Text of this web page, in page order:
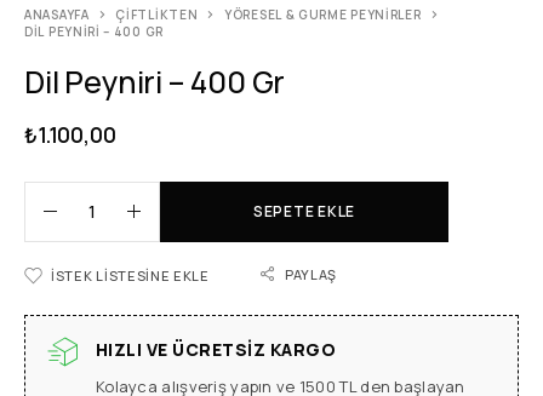
ANASAYFA ÇIFTLIKTEN
YÖRESEL & GURME PEYNIRLER
DIL PEYNIRI – 400 GR
Dil Peyniri – 400 Gr
₺1.100,00
SEPETE EKLE
İSTEK LISTESINE EKLE PAYLAŞ
HIZLI VE ÜCRETSIZ KARGO
Kolayca alışveriş yapın ve 1500 TL den başlayan